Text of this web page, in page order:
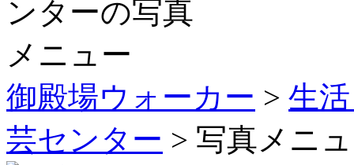
御殿場ウォーカー > 生
芸センター > 写真メニ